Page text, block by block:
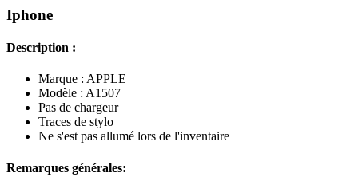
Iphone
Description :
Marque : APPLE
Modèle : A1507
Pas de chargeur
Traces de stylo
Ne s'est pas allumé lors de l'inventaire
Remarques générales: